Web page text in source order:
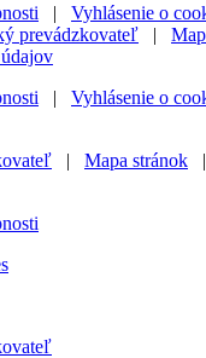
| Vyhlásenie o
prevádzkovateľ |
| Vyhlásenie o
| Mapa stránok